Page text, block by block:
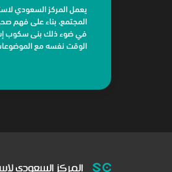
يعمل المركز السعودي
في ضوء ذلك بنى سكوب
الوقت نفسه مع